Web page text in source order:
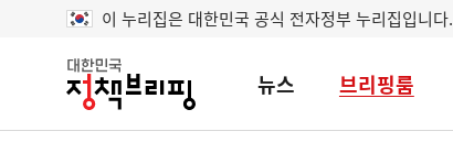
이 누리집은 대한민국 공식 전자정부 누리집입니다.
대
민
뉴스 브리핑룸